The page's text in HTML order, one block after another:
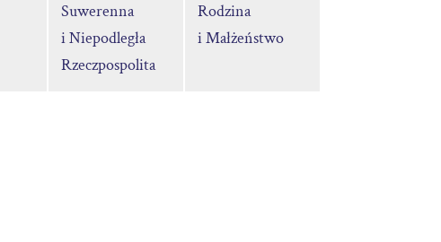
Suwerenna
i Niepodległa
Rzeczpospolita
Rodzina
i Małżeństwo